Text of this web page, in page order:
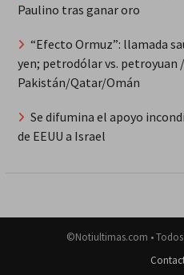
Paulino tras ganar oro
“Efecto Ormuz”: llamada
yen; petrodólar vs. petroyuan
Pakistán/Qatar/Omán
Se difumina el apoyo
de EEUU a Israel
©Notiultimas.com •